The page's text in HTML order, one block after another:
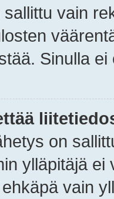
vain
Sinulla
on
ylläpitäjä
vain